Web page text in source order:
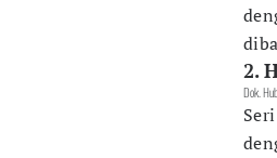
2.
Dok.